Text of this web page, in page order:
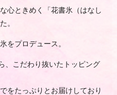
心ときめく「花書氷（はなし
。
をプロデュース。
、こだわり抜いたトッピング
をたっぷりとお届けしており